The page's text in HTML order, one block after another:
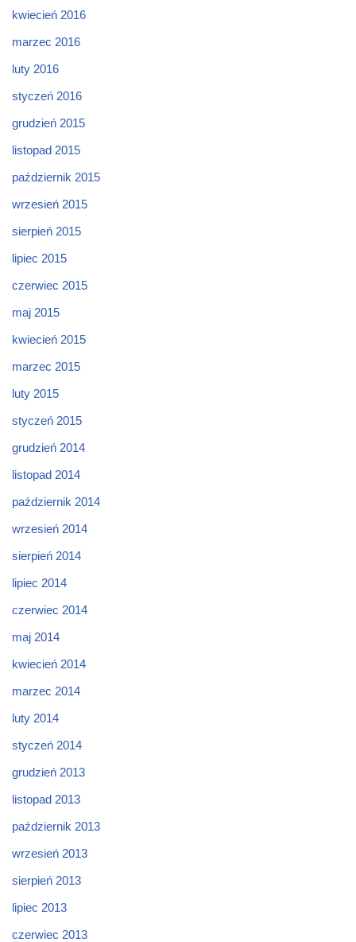
kwiecień 2016
marzec 2016
luty 2016
styczeń 2016
grudzień 2015
listopad 2015
październik 2015
wrzesień 2015
sierpień 2015
lipiec 2015
czerwiec 2015
maj 2015
kwiecień 2015
marzec 2015
luty 2015
styczeń 2015
grudzień 2014
listopad 2014
październik 2014
wrzesień 2014
sierpień 2014
lipiec 2014
czerwiec 2014
maj 2014
kwiecień 2014
marzec 2014
luty 2014
styczeń 2014
grudzień 2013
listopad 2013
październik 2013
wrzesień 2013
sierpień 2013
lipiec 2013
czerwiec 2013